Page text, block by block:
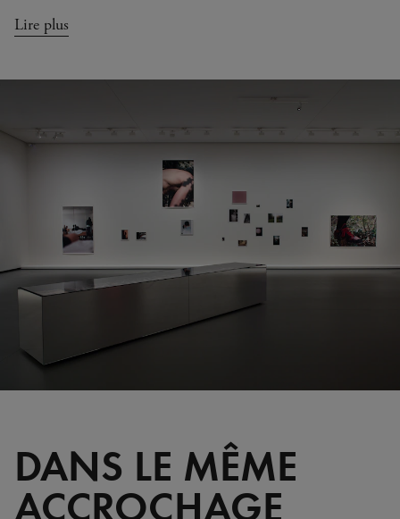
Lire plus
DANS LE MÊME
ACCROCHAGE